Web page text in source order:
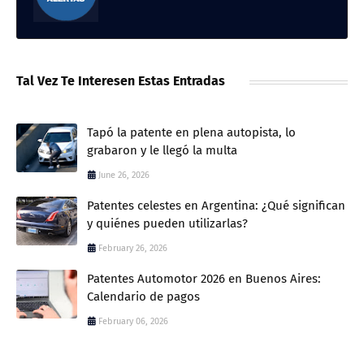
Tal Vez Te Interesen Estas Entradas
Tapó la patente en plena autopista, lo
grabaron y le llegó la multa
June 26, 2026
Patentes celestes en Argentina: ¿Qué significan
y quiénes pueden utilizarlas?
February 26, 2026
Patentes Automotor 2026 en Buenos Aires:
Calendario de pagos
February 06, 2026